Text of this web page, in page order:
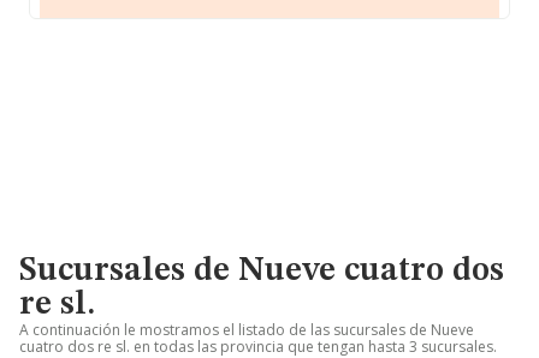
Sucursales de Nueve cuatro dos
re sl.
A continuación le mostramos el listado de las sucursales de Nueve
cuatro dos re sl. en todas las provincia que tengan hasta 3 sucursales.